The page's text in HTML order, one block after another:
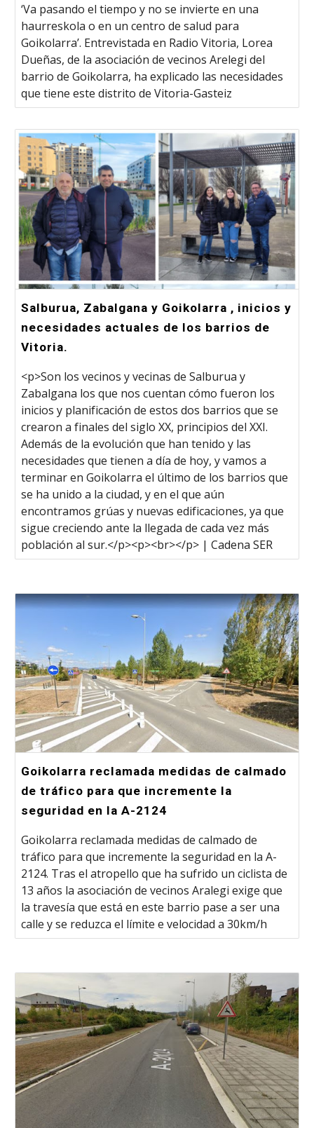
‘Va pasando el tiempo y no se invierte en una
haurreskola o en un centro de salud para
Goikolarra’. Entrevistada en Radio Vitoria, Lorea
Dueñas, de la asociación de vecinos Arelegi del
barrio de Goikolarra, ha explicado las necesidades
que tiene este distrito de Vitoria-Gasteiz
Salburua, Zabalgana y Goikolarra , inicios y
necesidades actuales de los barrios de
Vitoria.
<p>Son los vecinos y vecinas de Salburua y
Zabalgana los que nos cuentan cómo fueron los
inicios y planificación de estos dos barrios que se
crearon a finales del siglo XX, principios del XXI.
Además de la evolución que han tenido y las
necesidades que tienen a día de hoy, y vamos a
terminar en Goikolarra el último de los barrios que
se ha unido a la ciudad, y en el que aún
encontramos grúas y nuevas edificaciones, ya que
sigue creciendo ante la llegada de cada vez más
población al sur.</p><p><br></p> | Cadena SER
Goikolarra reclamada medidas de calmado
de tráfico para que incremente la
seguridad en la A-2124
Goikolarra reclamada medidas de calmado de
tráfico para que incremente la seguridad en la A-
2124. Tras el atropello que ha sufrido un ciclista de
13 años la asociación de vecinos Aralegi exige que
la travesía que está en este barrio pase a ser una
calle y se reduzca el límite e velocidad a 30km/h